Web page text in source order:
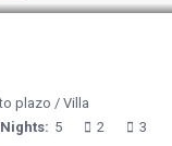
plazo /Villa
5 2 3